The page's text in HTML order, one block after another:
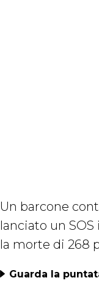
Un barcone
lanciato un
la morte di 268
Guarda la